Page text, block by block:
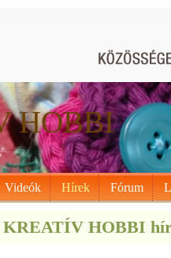
HOBBI
Videók Hírek Fórum
KREATÍV HOBBI